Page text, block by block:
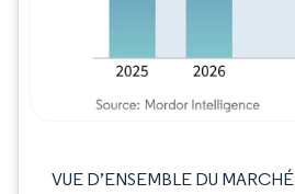
VUE D’ENSEMBLE DU MARCHÉ